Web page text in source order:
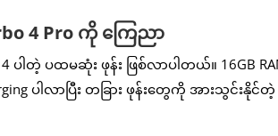
4 Pro ကို ကြေညာ
ပါတဲ့ ပထမဆုံး ဖုန်း ဖြစ်လာပါတယ်။ 16GB
ပါလာပြီး တခြား ဖုန်းတွေကို အားသွင်းနိုင်တဲ့